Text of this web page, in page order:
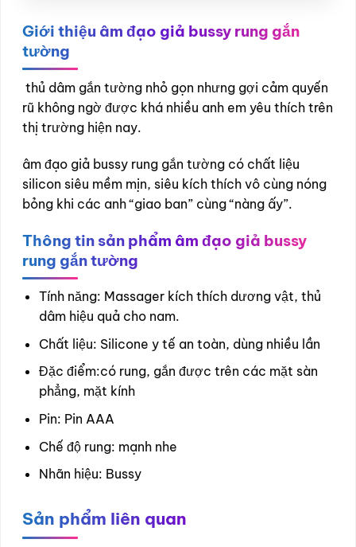
Giới thiệu âm đạo giả bussy rung gắn
tường
thủ dâm gắn tường nhỏ gọn nhưng gợi cảm quyến
rũ không ngờ được khá nhiều anh em yêu thích trên
thị trường hiện nay.
âm đạo giả bussy rung gắn tường có chất liệu
silicon siêu mềm mịn, siêu kích thích vô cùng nóng
bỏng khi các anh “giao ban” cùng “nàng ấy”.
Thông tin sản phẩm âm đạo giả bussy
rung gắn tường
Tính năng: Massager kích thích dương vật, thủ
dâm hiệu quả cho nam.
Chất liệu: Silicone y tế an toàn, dùng nhiều lần
Đặc điểm:có rung, gắn được trên các mặt sàn
phẳng, mặt kính
Pin: Pin AAA
Chế độ rung: mạnh nhe
Nhãn hiệu: Bussy
Sản phẩm liên quan